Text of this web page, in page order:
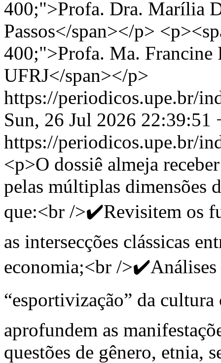
400;">Profa. Dra. Marília
Passos</span></p>
400;">Profa. Ma.
UFRJ</span></p>
https://periodicos.upe.br/
Sun, 26 Jul 2026 22:39:51
https://periodicos.upe.br/
<p>O dossiê almeja
pelas múltiplas dimensões
que:<br />✔️Revisitem os
as intersecções clássicas
economia;<br />✔️Análises
“esportivização” da
aprofundem as
questões de gênero, etnia,